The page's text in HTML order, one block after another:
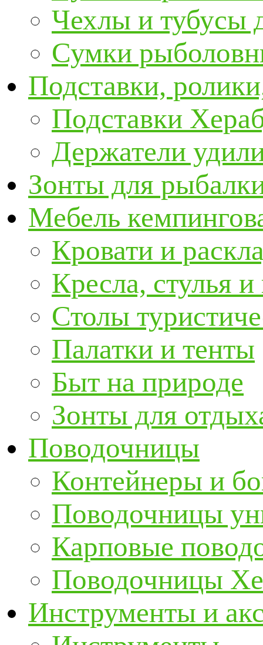
Чехлы и тубусы
Сумки
Подставки,
Подставки
Держатели
Зонты для
Мебель
Кровати и
Кресла, стулья
Столы
Палатки и тенты
Быт на природе
Зонты для
Поводочницы
Контейнеры и
Поводочницы
Карповые
Поводочницы
Инструменты и